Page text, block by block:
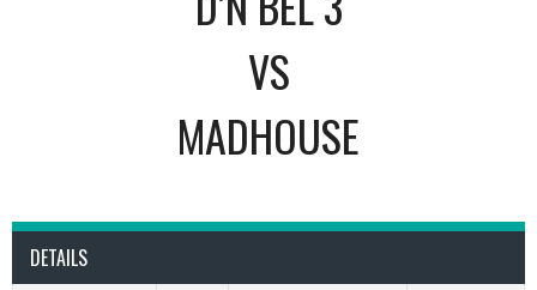
VS
MADHOUSE
DETAILS